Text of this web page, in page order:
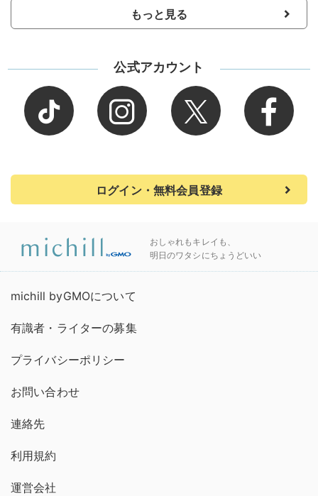
もっと見る
公式アカウント
ログイン・無料会員登録
おしゃれもキレイも、
明日のワタシにちょうどいい
michill byGMOについて
有識者・ライターの募集
プライバシーポリシー
お問い合わせ
連絡先
利用規約
運営会社